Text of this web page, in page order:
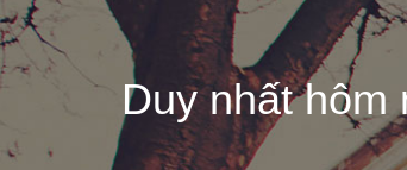
Duy nhất hôm